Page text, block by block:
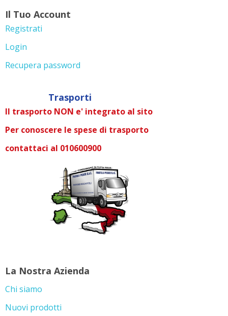
Il Tuo Account
Registrati
Login
Recupera password
Trasporti
Il trasporto NON e' integrato al sito
Per conoscere le spese di trasporto
contattaci al 010600900
La Nostra Azienda
Chi siamo
Nuovi prodotti